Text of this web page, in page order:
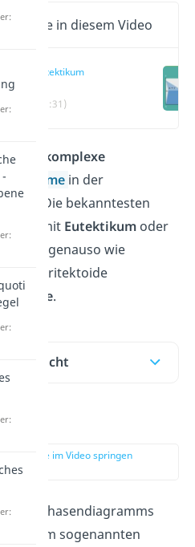
Inhalte in diesem Video
Eutektikum
(00:31)
viele
komplexe
in der
Die bekanntesten
mit Eutektikum oder
, genauso wie
und peritektoide
.
zur Stelle im Video springen
(00:31)
des Phasendiagramms
zu einem sogenannten